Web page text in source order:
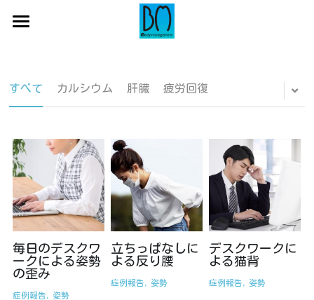
蒲田店
吉祥寺店
錦糸町店
コース一覧・料金
施術の流れ
全身整体コース
全身整体・小顔コース
よくある症例・お悩み
ご予約はコチラ
すべて カルシウム 肝臓 疲労回復
毎日のデスクワ
ークによる姿勢
の歪み
症例報告, 姿勢
立ちっぱなしに
よる反り腰
症例報告, 姿勢
デスクワークに
よる猫背
症例報告, 姿勢
ブログカテゴリー
お悩み
症例報告
症状別
お役立ちブログ